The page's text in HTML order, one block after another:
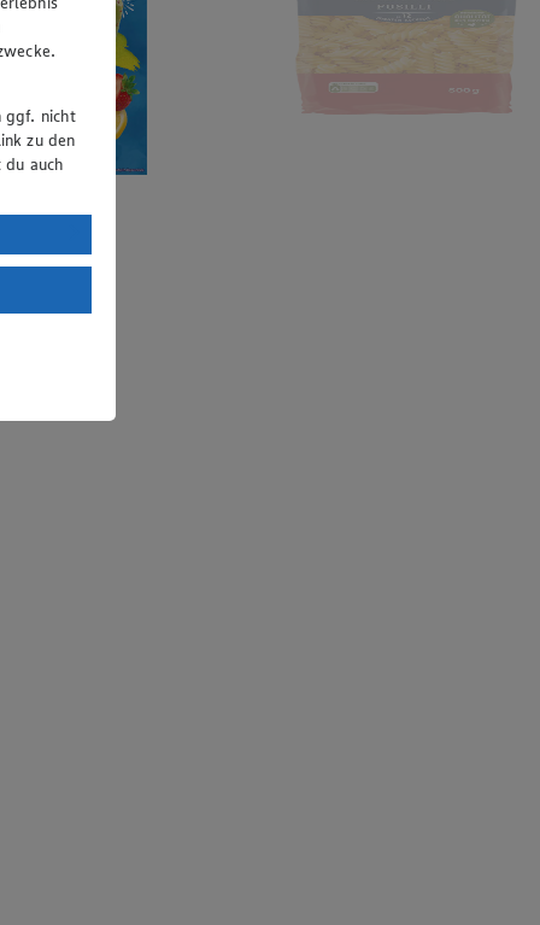
ggf. nicht
zu den
auch
DSGVO
mit
das